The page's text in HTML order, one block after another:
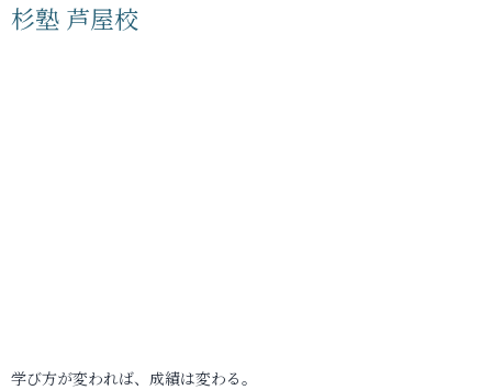
杉塾 芦屋校
学び方が変われば、成績は変わる。